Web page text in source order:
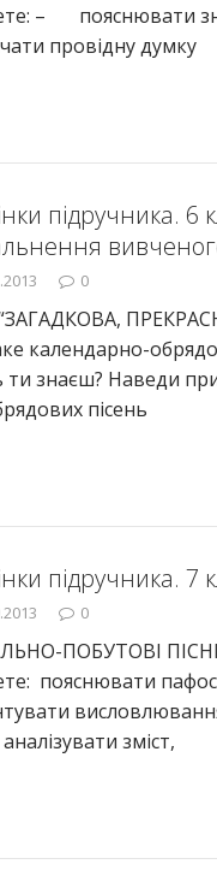
– пояснювати
провідну думку
підручника. 6
0
календарно-
ти знаєш? Наведи
пісень
підручника. 7
0
ПОБУТОВІ ПІСНІ
пояснювати пафос
зміст,